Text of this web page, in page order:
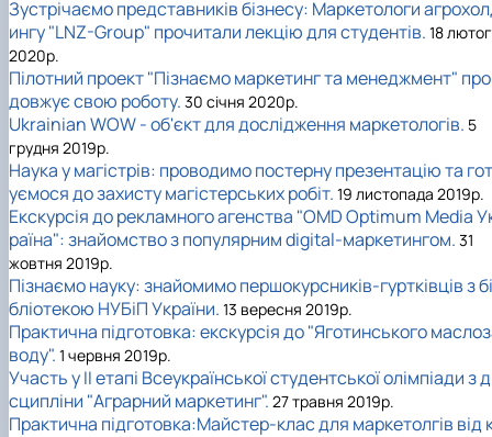
Зустрічаємо представників бізнесу: Маркетологи
ингу "LNZ-Group" прочитали лекцію для студентів. 18
2020р.
Пілотний проект "Пізнаємо маркетинг та менеджмент" про
довжує свою роботу. 30 січня 2020р.
Ukrainian WOW - об'єкт для дослідження маркетологів. 5
грудня 2019р.
Наука у магістрів: проводимо постерну презентацію та гот
уємося до захисту магістерських робіт. 19 листопада 2019р.
Екскурсія до рекламного агенства "OMD Optimum Media
раїна": знайомство з популярним digital-маркетингом. 31
жовтня 2019р.
Пізнаємо науку: знайомимо першокурсників-гуртківців з бі
бліотекою НУБіП України. 13 вересня 2019р.
Практична підготовка: екскурсія до "Яготинського
воду". 1 червня 2019р.
Участь у II етапі Всеукраїнської студентської олімпіади з
сципліни "Аграрний маркетинг". 27 травня 2019р.
Практична підготовка:Майстер-клас для маркетолгів від